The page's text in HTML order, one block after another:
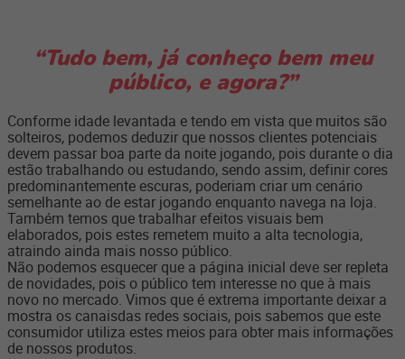
“Tudo bem, já conheço bem meu
público, e agora?”
Conforme idade levantada e tendo em vista que muitos são
solteiros, podemos deduzir que nossos clientes potenciais
devem passar boa parte da noite jogando, pois durante o dia
estão trabalhando ou estudando, sendo assim, definir cores
predominantemente escuras, poderiam criar um cenário
semelhante ao de estar jogando enquanto navega na loja.
Também temos que trabalhar efeitos visuais bem
elaborados, pois estes remetem muito a alta tecnologia,
atraindo ainda mais nosso público.
Não podemos esquecer que a página inicial deve ser repleta
de novidades, pois o público tem interesse no que à mais
novo no mercado. Vimos que é extrema importante deixar a
mostra os canaisdas redes sociais, pois sabemos que este
consumidor utiliza estes meios para obter mais informações
de nossos produtos.